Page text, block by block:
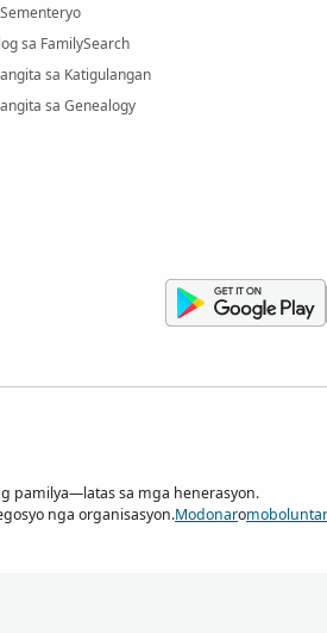
sa FamilySearch
sa Katigulangan
sa Genealogy
pamilya—latas sa mga henerasyon.
nga organisasyon.Modonaro